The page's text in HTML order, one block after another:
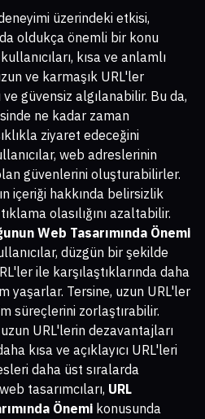
üzerindeki etkisi,
oldukça önemli bir konu
kısa ve anlamlı
ve karmaşık URL'ler
güvensiz algılanabilir. Bu da,
ne kadar zaman
ziyaret edeceğini
web adreslerinin
güvenlerini oluşturabilirler.
içeriği hakkında belirsizlik
olasılığını azaltabilir.
Web Tasarımında Önemi
düzgün bir şekilde
ile karşılaştıklarında daha
yaşarlar. Tersine, uzun URL'ler
süreçlerini zorlaştırabilir.
uzun URL'lerin dezavantajları
kısa ve açıklayıcı URL'leri
daha üst sıralarda
tasarımcıları, URL
Önemi konusunda